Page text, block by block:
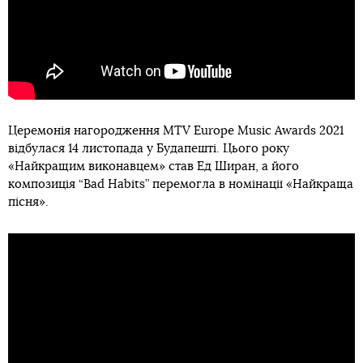
Церемонія нагородження MTV Europe Music Awards 2021
відбулася 14 листопада у Будапешті. Цього року
«Найкращим виконавцем» став Ед Ширан, а його
композиція “Bad Habits” перемогла в номінації «Найкраща
пісня».